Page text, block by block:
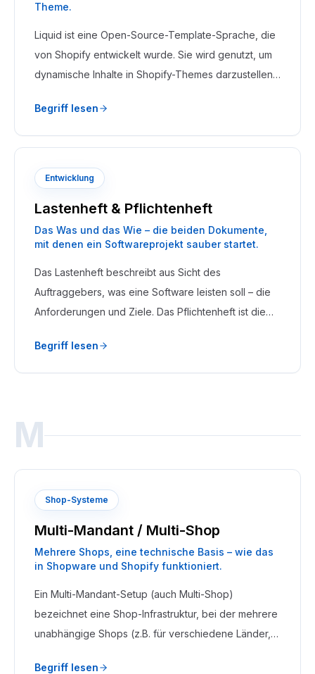
Theme.
Liquid ist eine Open-Source-Template-Sprache, die
von Shopify entwickelt wurde. Sie wird genutzt, um
dynamische Inhalte in Shopify-Themes darzustellen
Begriff lesen
Entwicklung
Lastenheft & Pflichtenheft
Das Was und das Wie – die beiden Dokumente,
mit denen ein Softwareprojekt sauber startet.
Das Lastenheft beschreibt aus Sicht des
Auftraggebers, was eine Software leisten soll – die
Anforderungen und Ziele. Das Pflichtenheft ist die
wie diese Anforderungen technisch umgesetzt
werden.
Begriff lesen
M
Shop-Systeme
Multi-Mandant / Multi-Shop
Mehrere Shops, eine technische Basis – wie das
in Shopware und Shopify funktioniert.
Ein Multi-Mandant-Setup (auch Multi-Shop)
bezeichnet eine Shop-Infrastruktur, bei der mehrere
unabhängige Shops (z.B. für verschiedene Länder,
Begriff lesen